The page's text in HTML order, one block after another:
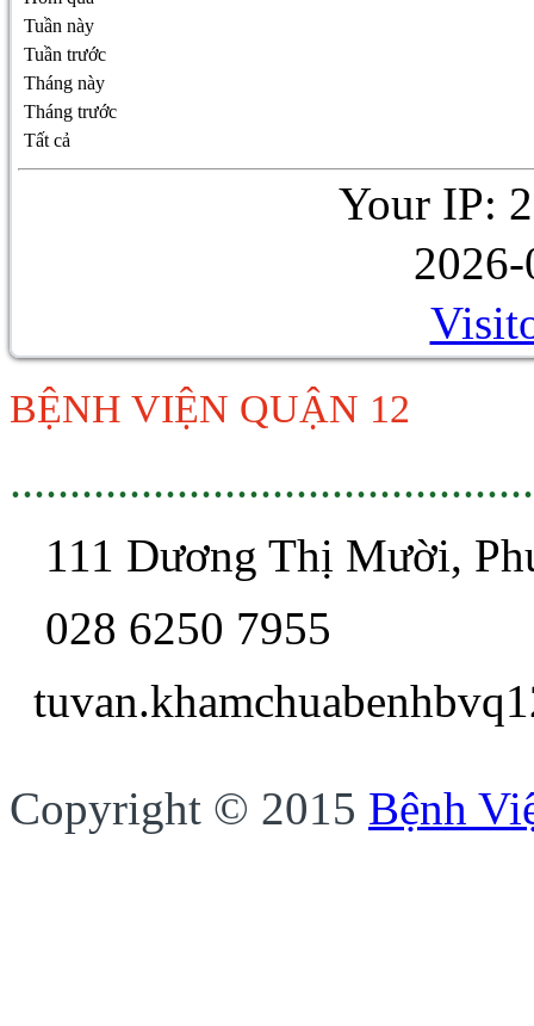
Tuần này
Tuần trước
Tháng này
Tháng trước
Tất cả
Your IP:
BỆNH VIỆN QUẬN 12
111 Dương Thị Mười,
028 6250 7955
Copyright © 2015 Bệnh